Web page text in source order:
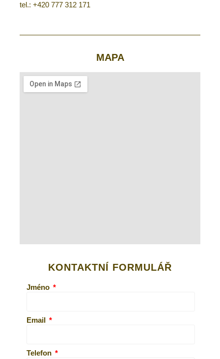
tel.: +420 777 312 171
MAPA
KONTAKTNÍ FORMULÁŘ
Jméno
Email
Telefon